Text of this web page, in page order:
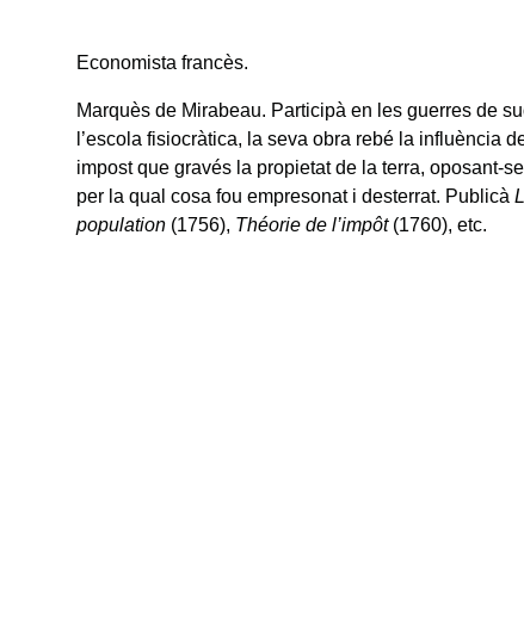
Economista francès.
Marquès de Mirabeau. Participà en les guerres de
l’escola fisiocràtica, la seva obra rebé la influència
impost que gravés la propietat de la terra, oposant-
per la qual cosa fou empresonat i desterrat. Publicà
population (1756), Théorie de l’impôt(1760), etc.